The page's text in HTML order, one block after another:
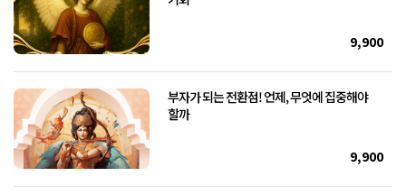
9,900
부자가 되는 전환점! 언제, 무엇에 집중해야
할까
9,900